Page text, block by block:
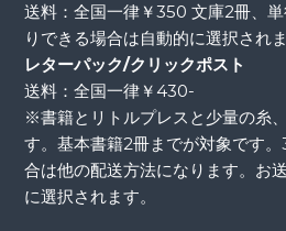
送料：全国一律￥350 文庫2冊、
りできる場合は自動的に選択されま
レターパック/クリックポスト
送料：全国一律￥430-
※書籍とリトルプレスと少量の糸
す。基本書籍2冊までが対象です
合は他の配送方法になります。お
に選択されます。